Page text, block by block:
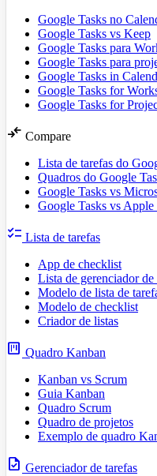
Google Tasks no
Google Tasks vs Keep
Google Tasks para
Google Tasks para
Google Tasks in
Google Tasks for
Google Tasks for
compare_arrows Compare
Lista de tarefas do
Quadros do Google
Google Tasks vs
Google Tasks vs Apple
checklist Lista de tarefas
App de checklist
Lista de gerenciador de
Modelo de lista de
Modelo de checklist
Criador de listas
view_kanban Quadro Kanban
Kanban vs Scrum
Guia Kanban
Quadro Scrum
Quadro de projetos
Exemplo de quadro
task Gerenciador de tarefas